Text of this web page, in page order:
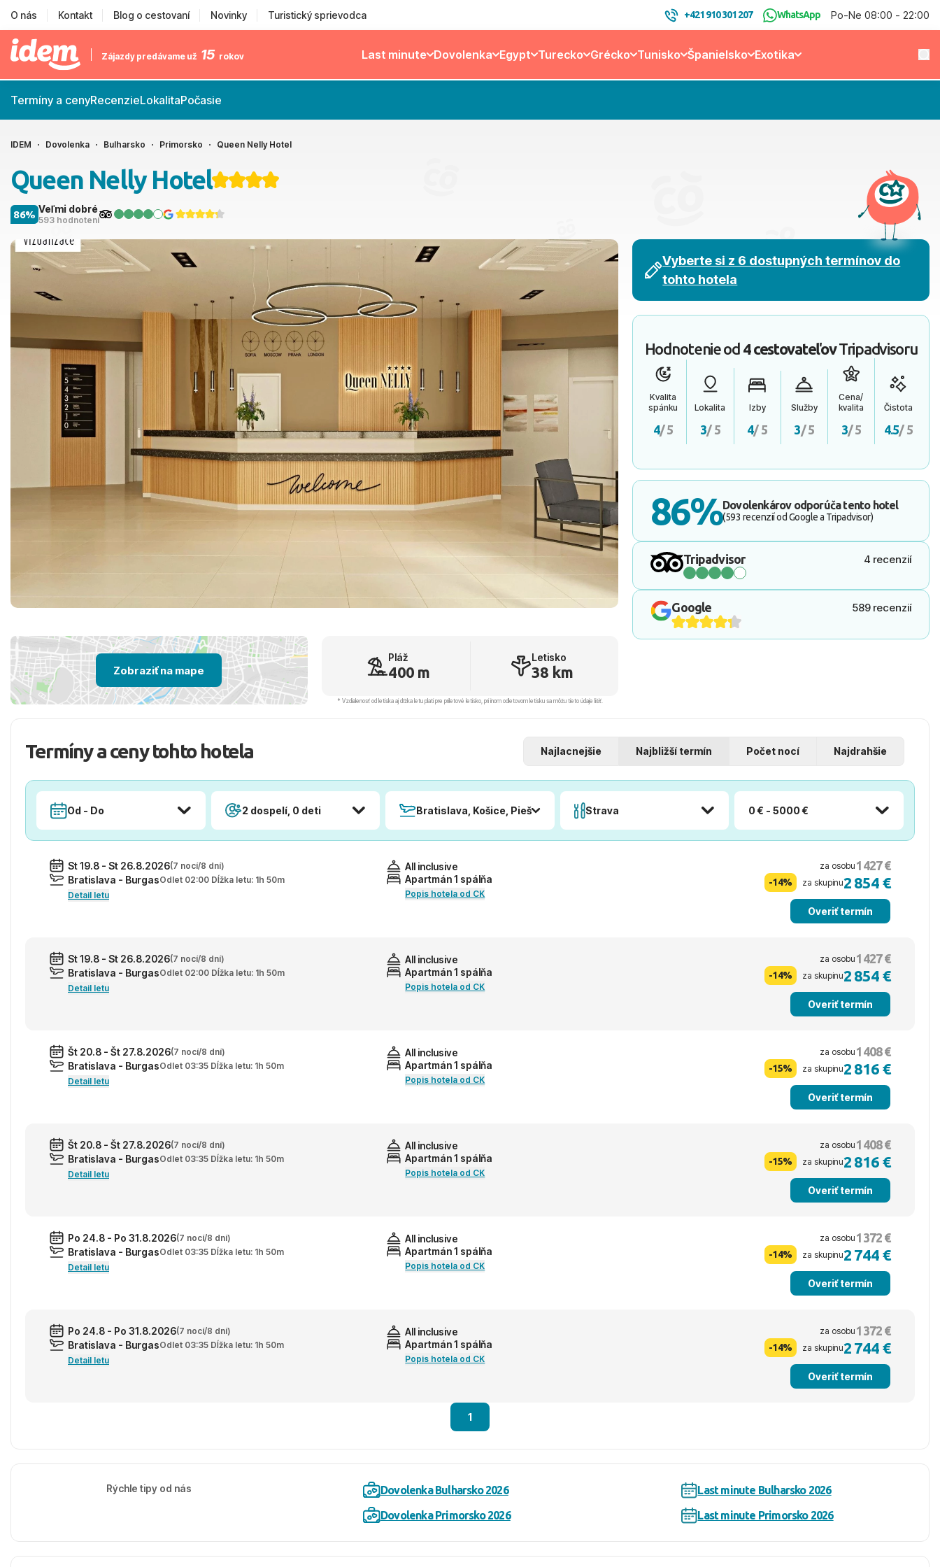
O nás Kontakt Blog o cestovaní Novinky Turistický sprievodca +421 910 301 207 WhatsApp Po-Ne 08:00 - 22:00
Zájazdy predávame už 15 rokov Last minute Dovolenka Egypt Turecko Grécko Tunisko Španielsko Exotika
Termíny a cenyRecenzieLokalitaPočasie
IDEM Dovolenka Bulharsko Primorsko Queen Nelly Hotel
Queen Nelly Hotel
Veľmi dobré
593 hodnotení
86%
Vyberte si z 6 dostupných termínov do
tohto hotela
Hodnotenie od 4 cestovateľovTripadvisoru
Kvalita
spánku
4/ 5
Lokalita
3/ 5
Izby
4/ 5
Služby
3/ 5
Cena/
kvalita
3/ 5
Čistota
4.5/ 5
86%Dovolenkárov odporúča tento hotel
(593 recenzií od Google a Tripadvisor)
Tripadvisor 4 recenzií
Google 589 recenzií
Zobraziť na mape
Pláž
400 m
Letisko
38 km
* Vzdialenosť od letiska aj dľžka letu platí pre príletové letisko, pri inom odletovom letisku sa môžu tieto údaje líšiť.
Termíny a ceny tohto hotela Najlacnejšie Najbližší termín Počet nocí Najdrahšie
Od - Do 2 dospelí, 0 deti Bratislava, Košice, Piešťany, PopradStrava 0 € - 5000 €
St 19.8 - St 26.8.2026(7 nocí/8 dní)
Bratislava - BurgasOdlet 02:00 Dĺžka letu: 1h 50m
Detail letu
All inclusive
Apartmán 1 spálňa
Popis hotela od CK
za osobu 1 427 €
-14% za skupinu2 854 €
Overiť termín
St 19.8 - St 26.8.2026(7 nocí/8 dní)
Bratislava - BurgasOdlet 02:00 Dĺžka letu: 1h 50m
Detail letu
All inclusive
Apartmán 1 spálňa
Popis hotela od CK
za osobu 1 427 €
-14% za skupinu2 854 €
Overiť termín
Št 20.8 - Št 27.8.2026(7 nocí/8 dní)
Bratislava - BurgasOdlet 03:35 Dĺžka letu: 1h 50m
Detail letu
All inclusive
Apartmán 1 spálňa
Popis hotela od CK
za osobu 1 408 €
-15% za skupinu2 816 €
Overiť termín
Št 20.8 - Št 27.8.2026(7 nocí/8 dní)
Bratislava - BurgasOdlet 03:35 Dĺžka letu: 1h 50m
Detail letu
All inclusive
Apartmán 1 spálňa
Popis hotela od CK
za osobu 1 408 €
-15% za skupinu2 816 €
Overiť termín
Po 24.8 - Po 31.8.2026(7 nocí/8 dní)
Bratislava - BurgasOdlet 03:35 Dĺžka letu: 1h 50m
Detail letu
All inclusive
Apartmán 1 spálňa
Popis hotela od CK
za osobu 1 372 €
-14% za skupinu2 744 €
Overiť termín
Po 24.8 - Po 31.8.2026(7 nocí/8 dní)
Bratislava - BurgasOdlet 03:35 Dĺžka letu: 1h 50m
Detail letu
All inclusive
Apartmán 1 spálňa
Popis hotela od CK
za osobu 1 372 €
-14% za skupinu2 744 €
Overiť termín
1
Rýchle tipy od nás Dovolenka Bulharsko 2026
Last minute Bulharsko 2026
Dovolenka Primorsko 2026
Last minute Primorsko 2026